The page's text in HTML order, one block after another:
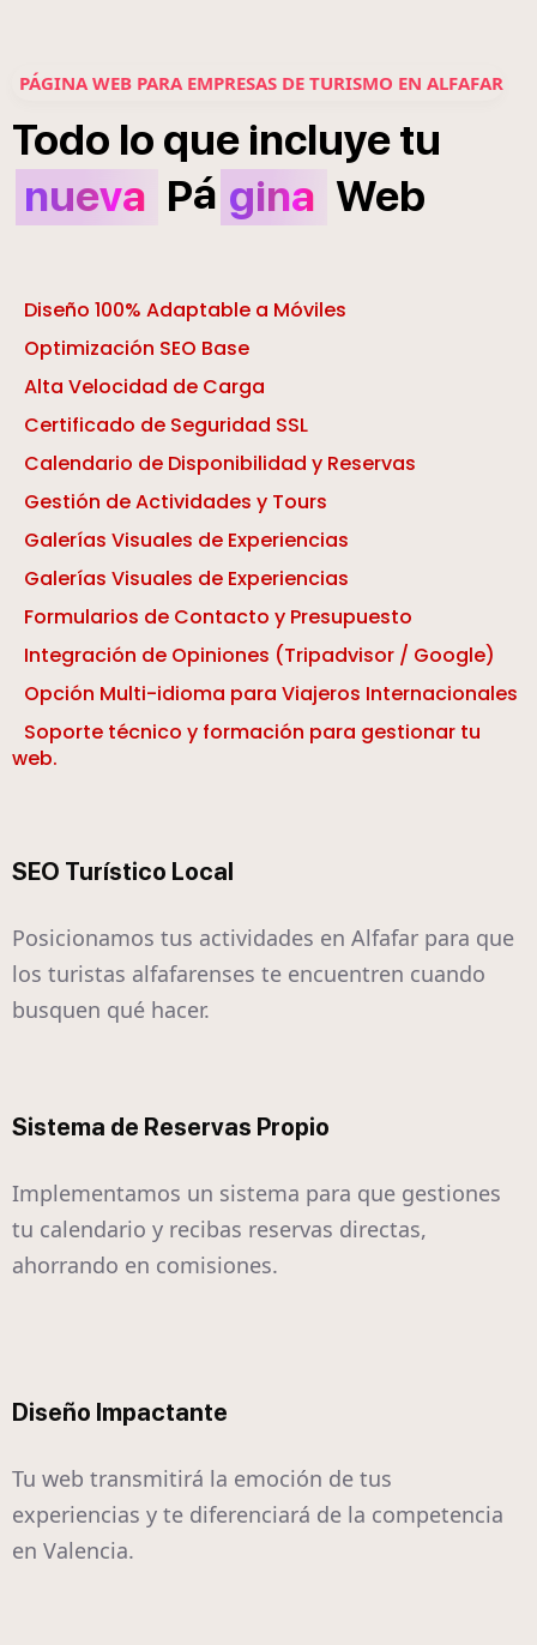
PÁGINA WEB PARA EMPRESAS DE TURISMO EN ALFAFAR
Todo lo que incluyetu
nueva Pá gina Web
Diseño 100% Adaptable a Móviles
Optimización SEO Base
Alta Velocidad de Carga
Certificado de Seguridad SSL
Calendario de Disponibilidad y Reservas
Gestión de Actividades y Tours
Galerías Visuales de Experiencias
Galerías Visuales de Experiencias
Formularios de Contacto y Presupuesto
Integración de Opiniones (Tripadvisor / Google)
Opción Multi-idioma para Viajeros Internacionales
Soporte técnico y formación para gestionar tu
web.
SEO Turístico Local
Posicionamos tus actividades en Alfafar para que
los turistas alfafarenses te encuentren cuando
busquen qué hacer.
Sistema de Reservas Propio
Implementamos un sistema para que gestiones
tu calendario y recibas reservas directas,
ahorrando en comisiones.
Diseño Impactante
Tu web transmitirá la emoción de tus
experiencias y te diferenciará de la competencia
en Valencia.